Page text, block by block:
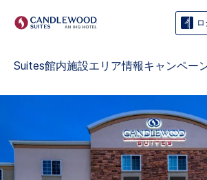
Suites館内施設エリア情報キャンペー